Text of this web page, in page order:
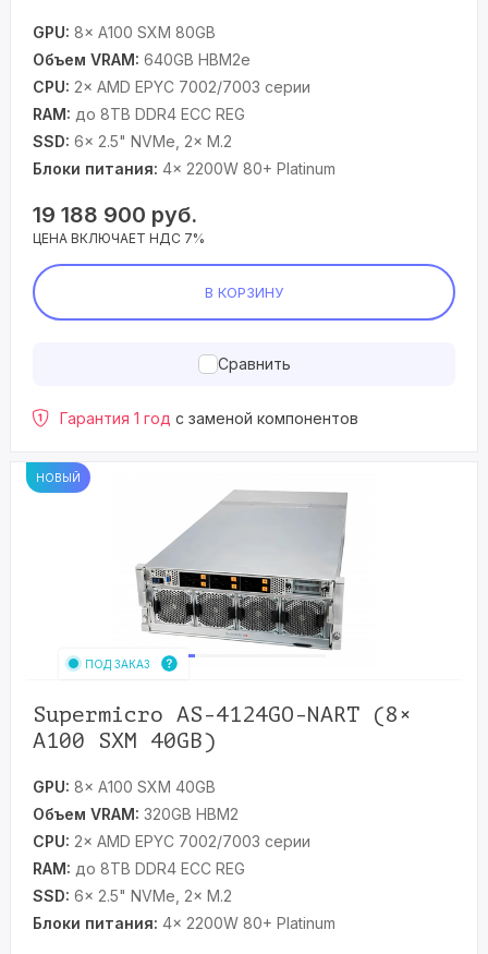
GPU: 8× A100 SXM 80GB
Объем VRAM: 640GB HBM2e
CPU: 2× AMD EPYC 7002/7003 серии
RAM: до 8TB DDR4 ECC REG
SSD: 6× 2.5" NVMe, 2× M.2
Блоки питания: 4× 2200W 80+ Platinum
19 188 900 руб.
ЦЕНА ВКЛЮЧАЕТ НДС 7%
В КОРЗИНУ
Сравнить
Гарантия 1 год с заменой компонентов
НОВЫЙ
ПОД ЗАКАЗ
Supermicro AS-4124GO-NART (8×
A100 SXM 40GB)
GPU: 8× A100 SXM 40GB
Объем VRAM: 320GB HBM2
CPU: 2× AMD EPYC 7002/7003 серии
RAM: до 8TB DDR4 ECC REG
SSD: 6× 2.5" NVMe, 2× M.2
Блоки питания: 4× 2200W 80+ Platinum